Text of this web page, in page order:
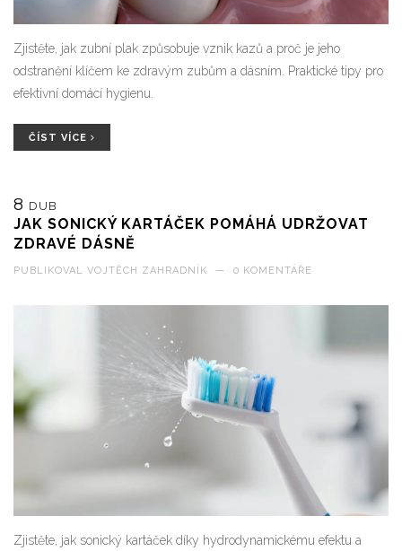
Zjistěte, jak zubní plak způsobuje vznik kazů a proč je jeho
odstranění klíčem ke zdravým zubům a dásním. Praktické tipy pro
efektivní domácí hygienu.
ČÍST VÍCE
8 DUB
JAK SONICKÝ KARTÁČEK POMÁHÁ UDRŽOVAT
ZDRAVÉ DÁSNĚ
PUBLIKOVAL VOJTĚCH ZAHRADNÍK — 0 KOMENTÁŘE
Zjistěte, jak sonický kartáček díky hydrodynamickému efektu a